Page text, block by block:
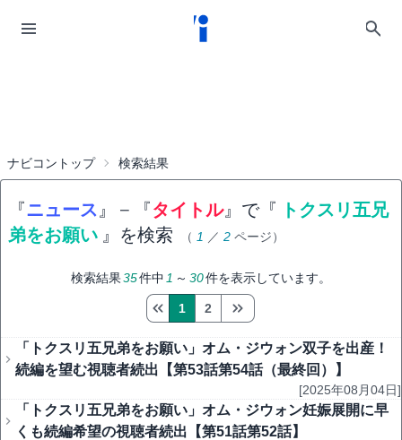
ナビコントップ 検索結果
『ニュース 』 − 『タイトル』で『
トクスリ五兄
弟をお願い 』を検索 （ 1 ／ 2 ページ）
検索結果35件中 1 ～ 30件を表示しています。
1 2
「トクスリ五兄弟をお願い」オム・ジウォン双子を出産！
続編を望む視聴者続出【第53話第54話（最終回）】
[2025年08月04日]
「トクスリ五兄弟をお願い」オム・ジウォン妊娠展開に早
くも続編希望の視聴者続出【第51話第52話】